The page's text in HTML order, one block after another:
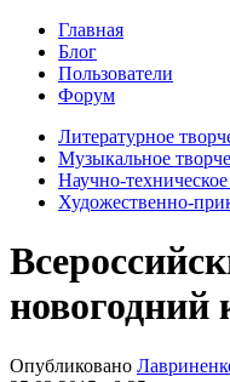
Главная
Блог
Пользователи
Форум
Литературное
Музыкальное
Научно-
Художественно-
Опубликовано